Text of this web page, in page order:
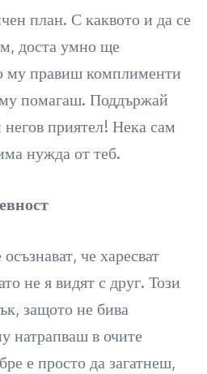
план. С каквото и да се
доста умно ще
му правиш комплименти
помагаш. Поддържай
приятел! Нека сам
нужда от теб.
че харесват
не я видят с друг. Този
защото не бива
натрапваш в очите
е просто да загатнеш,